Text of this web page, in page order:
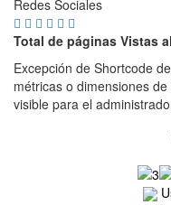
Redes Sociales
Total de páginas Vistas
Excepción de Shortcode
métricas o dimensiones
visible para el